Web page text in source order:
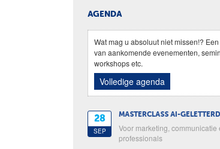
AGENDA
Wat mag u absoluut niet missen!?
van aankomende evenementen,
workshops etc.
Volledige agenda
28
SEP
MASTERCLASS AI-
Voor marketing, communicatie
professionals